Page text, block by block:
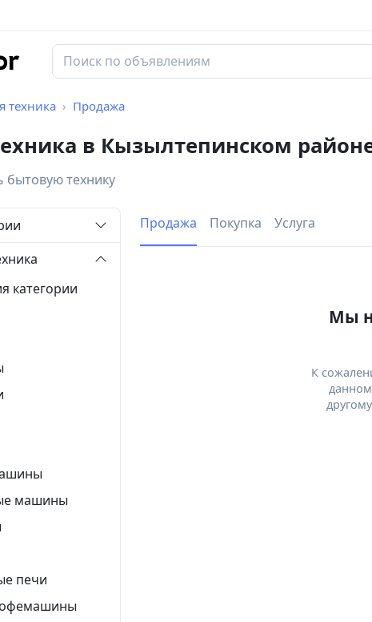
техника Продажа
в Кызылтепинском
бытовую технику
Продажа Покупка Услуга
Мы
К
категории
машины
печи